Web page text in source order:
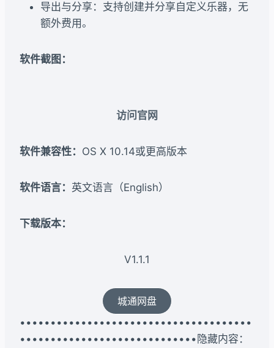
导出与分享：支持创建并分享自定义乐器，无
额外费用。
软件截图：
访问官网
软件兼容性： OS X 10.14或更高版本
软件语言： 英文语言（English）
下载版本：​
V1.1.1
城通网盘
••••••••••••••••••••••••••••••••••••••
•••••••••••••••••••••••••••••隐藏内容：